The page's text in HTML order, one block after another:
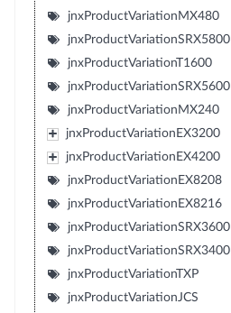
jnxProductVariationMX480
jnxProductVariationSRX5800
jnxProductVariationT1600
jnxProductVariationSRX5600
jnxProductVariationMX240
jnxProductVariationEX3200
jnxProductVariationEX4200
jnxProductVariationEX8208
jnxProductVariationEX8216
jnxProductVariationSRX3600
jnxProductVariationSRX3400
jnxProductVariationTXP
jnxProductVariationJCS